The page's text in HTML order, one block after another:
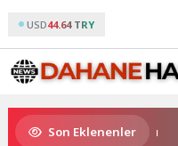
USD44.64 TRY
Son Eklenenler
modern ulaşım yatırımı